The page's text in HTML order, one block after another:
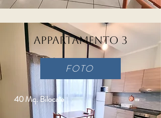
Appartamento 3
FOTO
40 Mq. Bilocale